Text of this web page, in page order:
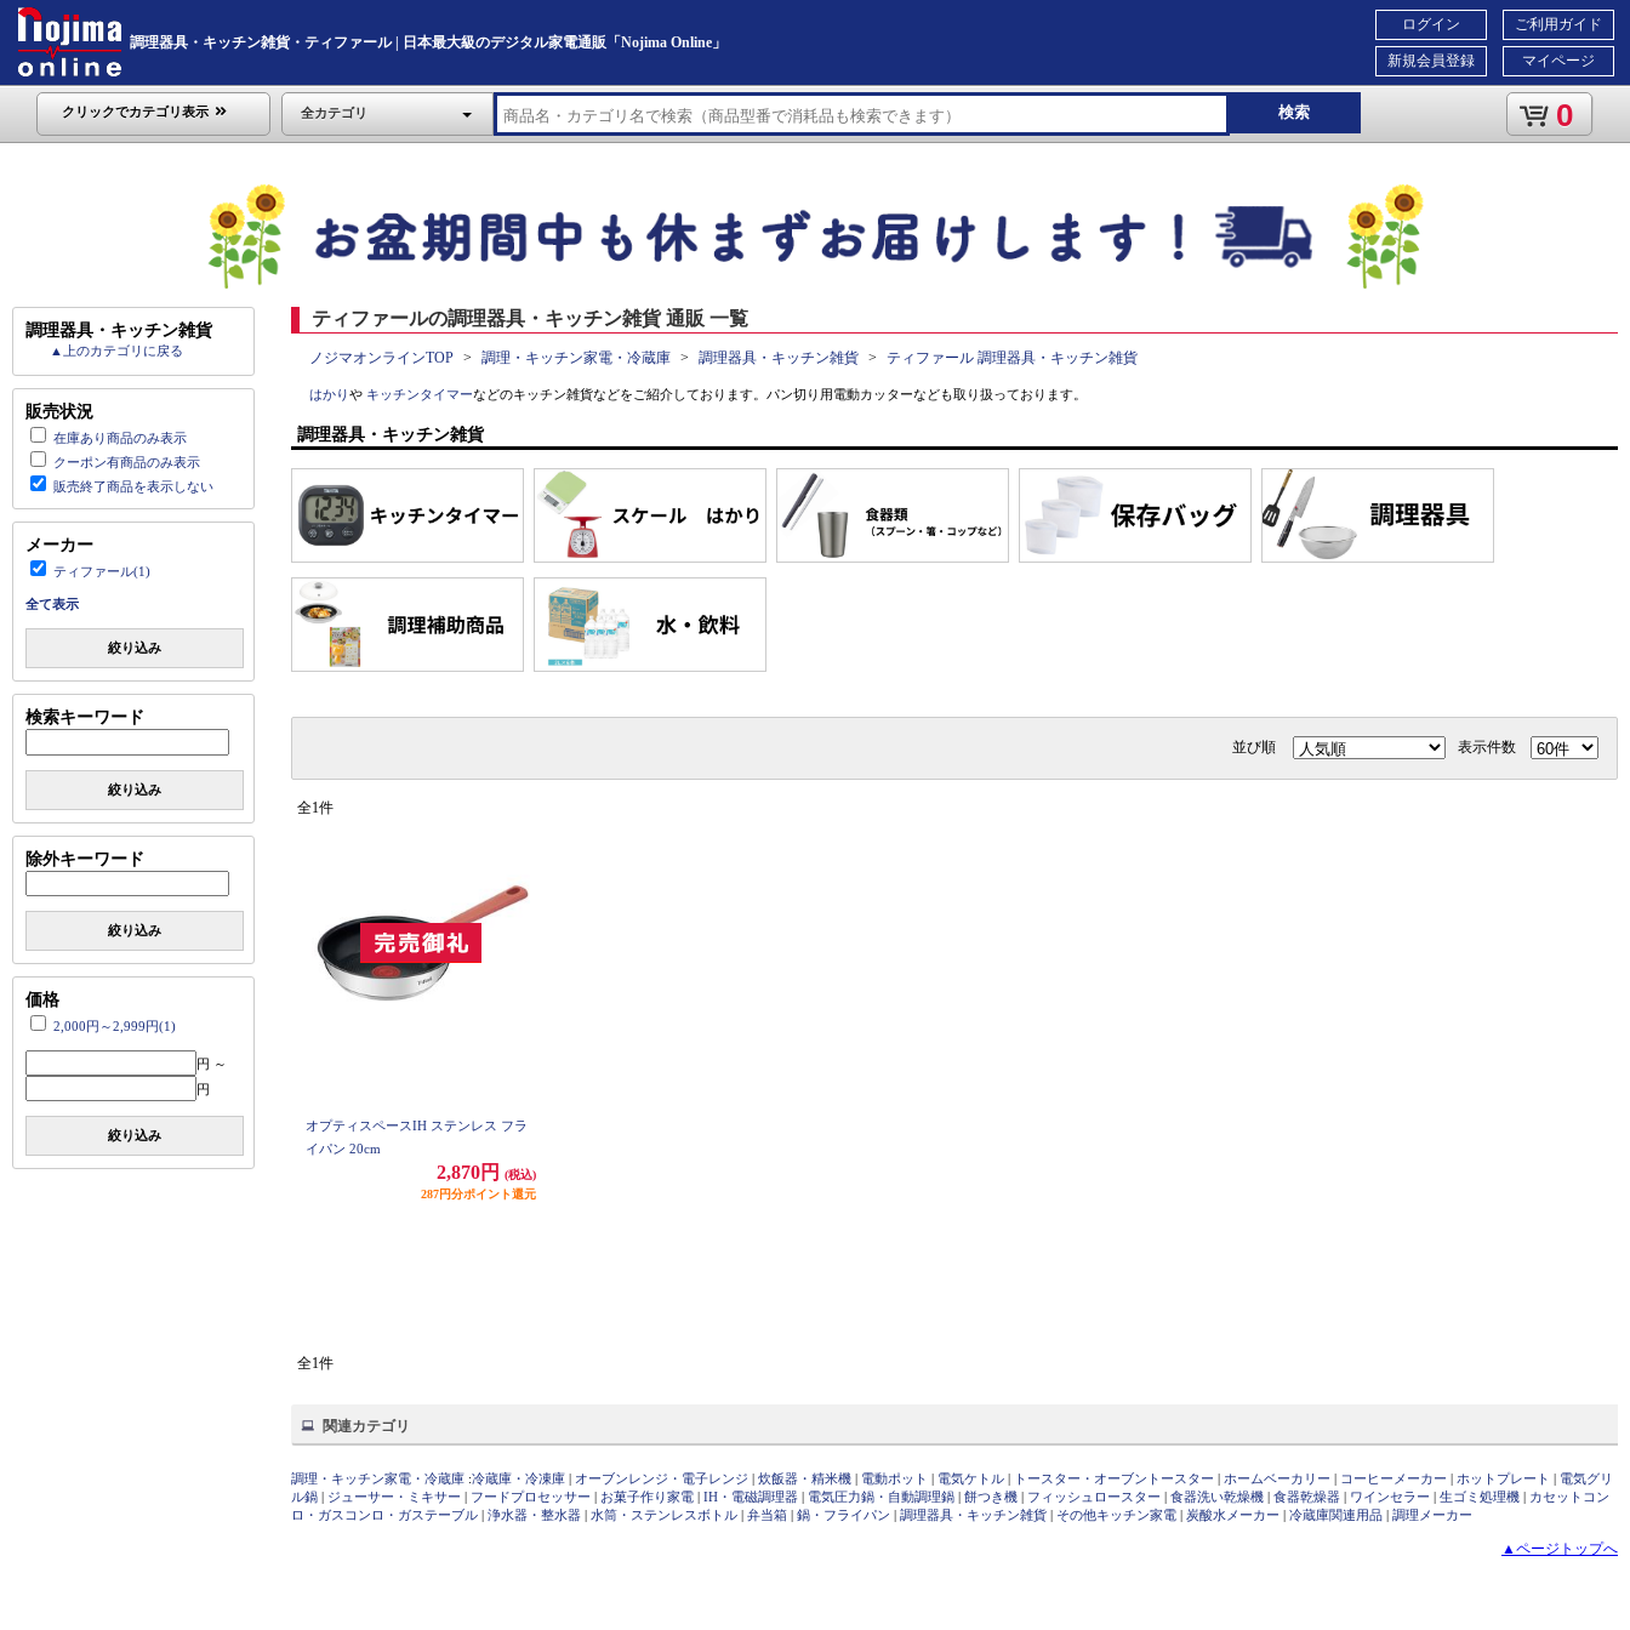
調理器具・キッチン雑貨・ティファール | 日本最大級のデジタル家電通販「Nojima Online」
ご利用ガイド
マイページ
ログイン
新規会員登録
クリックでカテゴリ表示 全カテゴリ 検索 0
調理器具・キッチン雑貨
▲上のカテゴリに戻る
販売状況
在庫あり商品のみ表示
クーポン有商品のみ表示
販売終了商品を表示しない
メーカー
ティファール(1)
全て表示
絞り込み
検索キーワード
絞り込み
除外キーワード
絞り込み
価格
2,000円～2,999円(1)
円 ～
円
絞り込み
ティファールの調理器具・キッチン雑貨 通販 一覧
ノジマオンラインTOP 調理・キッチン家電・冷蔵庫 調理器具・キッチン雑貨 ティファール 調理器具・キッチン雑貨
はかりや キッチンタイマーなどのキッチン雑貨などをご紹介しております。パン切り用電動カッターなども取り扱っております。
調理器具・キッチン雑貨
並び順 表示件数
全1件
オプティスペースIH ステンレス フラ
イパン 20cm
2,870円
(税込)
287円分ポイント還元
全1件
関連カテゴリ
調理・キッチン家電・冷蔵庫 :冷蔵庫・冷凍庫 | オーブンレンジ・電子レンジ | 炊飯器・精米機 | 電動ポット | 電気ケトル | トースター・オーブントースター | ホームベーカリー | コーヒーメーカー | ホットプレート | 電気グリ
ル鍋 | ジューサー・ミキサー | フードプロセッサー | お菓子作り家電 | IH・電磁調理器 | 電気圧力鍋・自動調理鍋 | 餅つき機 | フィッシュロースター | 食器洗い乾燥機 | 食器乾燥器 | ワインセラー | 生ゴミ処理機 | カセットコン
ロ・ガスコンロ・ガステーブル | 浄水器・整水器 | 水筒・ステンレスボトル | 弁当箱 | 鍋・フライパン | 調理器具・キッチン雑貨 | その他キッチン家電 | 炭酸水メーカー | 冷蔵庫関連用品 | 調理メーカー
▲ページトップへ